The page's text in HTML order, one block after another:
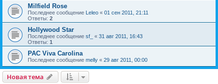
Milfield Rose
Последнее сообщение Leleo « 01 сен 2011, 21:11
Ответы: 2
Hollywood Star
Последнее сообщение sf_ « 31 авг 2011, 16:43
Ответы: 1
PAC Viva Carolina
Последнее сообщение melly « 29 авг 2011, 00:00
Новая тема